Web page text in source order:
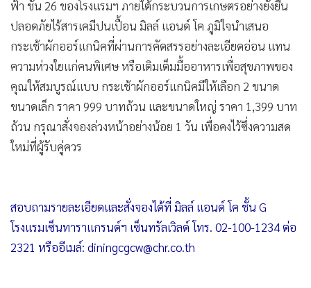
• เศรษฐกิจ-ธุรกิจ
• จีน
ชุมชน-คุณภาพชีวิต
อาชญากรรม
Motoring
• เกม
• วิทยาศาสตร์
• อินโดจีน
• กองทุนรวม
• Celeb Online
กระเช้าผักออร์แกนิคที่ผ่านการคัดสรรอย่างละเอียดอ่อน แทน
ความห่วงใยแก่คนพิเศษ หรือเติมเต็มมื้ออาหารเพื่อสุขภาพของ
คุณให้สมบูรณ์แบบ กระเช้าผักออร์แกนิคมีให้เลือก 2 ขนาด
ขนาดเล็ก ราคา 999 บาทถ้วน และขนาดใหญ่ ราคา 1,399 บาท
ถ้วน กรุณาสั่งจองล่วงหน้าอย่างน้อย 1 วัน เพื่อคงไว้ซึ่งความสด
ใหม่ที่ผู้รับคู่ควร